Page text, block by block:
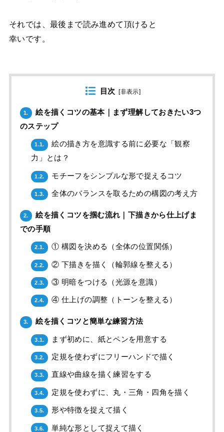
それでは、最後まで読み進めて頂けると
幸いです。
目次 [非表示]
1.
絵を描くコツの基本｜まず理解しておきたい3つ
のステップ
1.1.
絵の描き方を意識する前に必要な「観察
力」とは？
1.2. モチーフをシンプルな形で捉えるコツ
1.3. 全体のバランスを取るための構図の考え方
2.
絵を描くコツを掴む流れ｜下描きから仕上げま
での手順
2.1. ① 構図を決める（全体の位置関係）
2.2. ② 下描きを描く（輪郭線を整える）
2.3. ③ 明暗をつける（光源を意識）
2.4. ④ 仕上げの調整（トーンを整える）
3. 絵を描くコツと簡単な練習方法
3.1. まず初めに、紙とペンを用意する
3.2. 定規を使わずにフリーハンドで描く
3.3. 直線や曲線を描く練習をする
3.4. 定規を使わずに、丸・三角・四角を描く
3.5. 形や特徴を捉えて描く
3.6. 単純な形として捉えて描く